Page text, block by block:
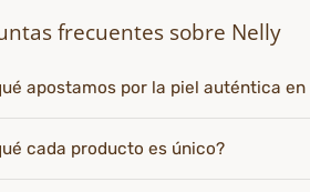
frecuentes sobre Nelly
apostamos por la piel auténtica
cada producto es único?